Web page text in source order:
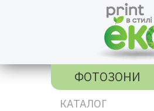
ФОТОЗОНИ
КАТАЛОГ